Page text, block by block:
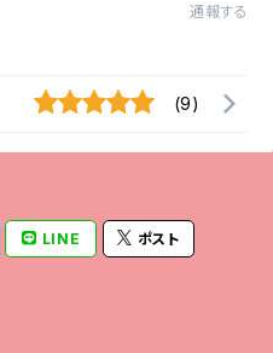
通報する
(9)
LINE ポスト